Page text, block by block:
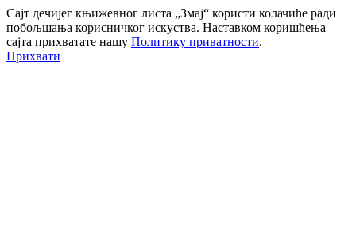
Сајт дечијег књижевног листа „Змај“ користи колачиће ради
побољшања корисничког искуства. Наставком коришћења
сајта прихватате нашу Политику приватности.
Прихвати